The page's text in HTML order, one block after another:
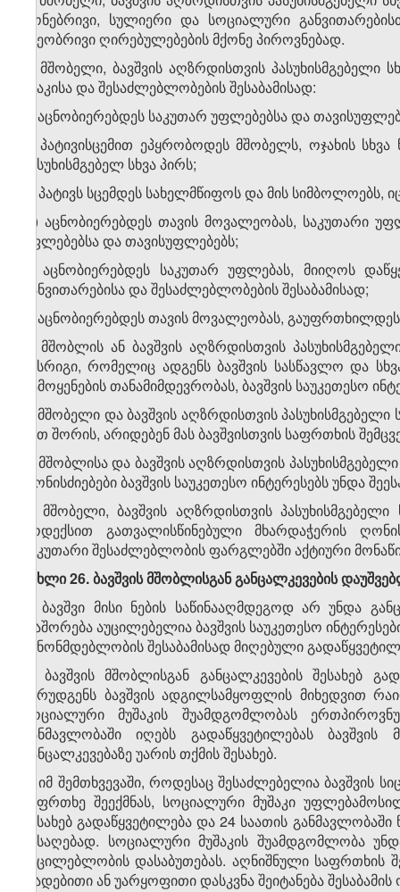
გონებრივი, სულიერი და სოციალური
ზნეობრივი ღირებულებების მქონე პიროვნებად.
2. მშობელი, ბავშვის აღზრდისთვის
ასაკისა და შესაძლებლობების შესაბამისად:
ა) აცნობიერებდეს საკუთარ უფლებებსა და
ბ) პატივისცემით ეპყრობოდეს მშობელს, ოჯახის
პასუხისმგებელ სხვა პირს;
გ) პატივს სცემდეს სახელმწიფოს და მის
დ) აცნობიერებდეს თავის მოვალეობას, საკუთარი
უფლებებსა და თავისუფლებებს;
ე) აცნობიერებდეს საკუთარ უფლებას, მიიღოს
განვითარებისა და შესაძლებლობების შესაბამისად;
ვ) აცნობიერებდეს თავის მოვალეობას,
3. მშობლის ან ბავშვის აღზრდისთვის
წესრიგი, რომელიც ადგენს ბავშვის სასწავლო და
გამოყენების თანამიმდევრობას, ბავშვის საუკეთესო
4. მშობელი და ბავშვის აღზრდისთვის
მათ შორის, არიდებენ მას ბავშვისთვის საფრთხის
5. მშობლისა და ბავშვის აღზრდისთვის
ღონისძიებები ბავშვის საუკეთესო ინტერესებს უნდა
6. მშობელი, ბავშვის აღზრდისთვის
კოდექსით გათვალისწინებული მხარდაჭერის
საკუთარი შესაძლებლობის ფარგლებში აქტიური
მუხლი 26. ბავშვის მშობლისგან განცალკევების
1. ბავშვი მისი ნების საწინააღმდეგოდ არ უნდა
დაშორება აუცილებელია ბავშვის საუკეთესო
კანონმდებლობის შესაბამისად მიღებული
2. ბავშვის მშობლისგან განცალკევების შესახებ
წარუდგენს ბავშვის ადგილსამყოფლის მიხედვით
სოციალური მუშაკის შუამდგომლობას
განმავლობაში იღებს გადაწყვეტილებას
განცალკევებაზე უარის თქმის შესახებ.
3. იმ შემთხვევაში, როდესაც შესაძლებელია
საფრთხე შეექმნას, სოციალური მუშაკი
შესახებ გადაწყვეტილება და 24 საათის
მისაღებად. სოციალური მუშაკის შუამდგომლობა
აუცილებლობის დასაბუთებას. აღნიშნული
დადებითი ან უარყოფითი დასკვნა შეიტანება შესაბამის